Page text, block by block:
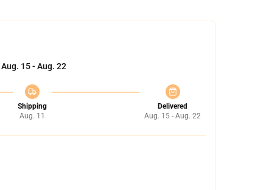
Aug. 15 - Aug. 22
Shipping
Aug. 11
Delivered
Aug. 15 - Aug. 22